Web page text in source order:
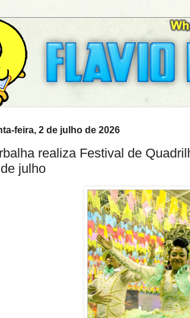
feira, 2 de julho de 2026
realiza Festival de
julho